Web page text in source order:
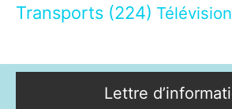
Transports (224) Télévision
Lettre